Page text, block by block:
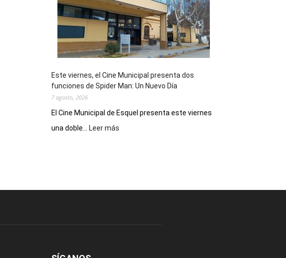
potencial
como
destino
de
reuniones
y
deportivos
Este viernes, el Cine Municipal presenta dos
funciones de Spider Man: Un Nuevo Día
7 agosto, 2026
El Cine Municipal de Esquel presenta este viernes
una doble...
Leer más
presenta